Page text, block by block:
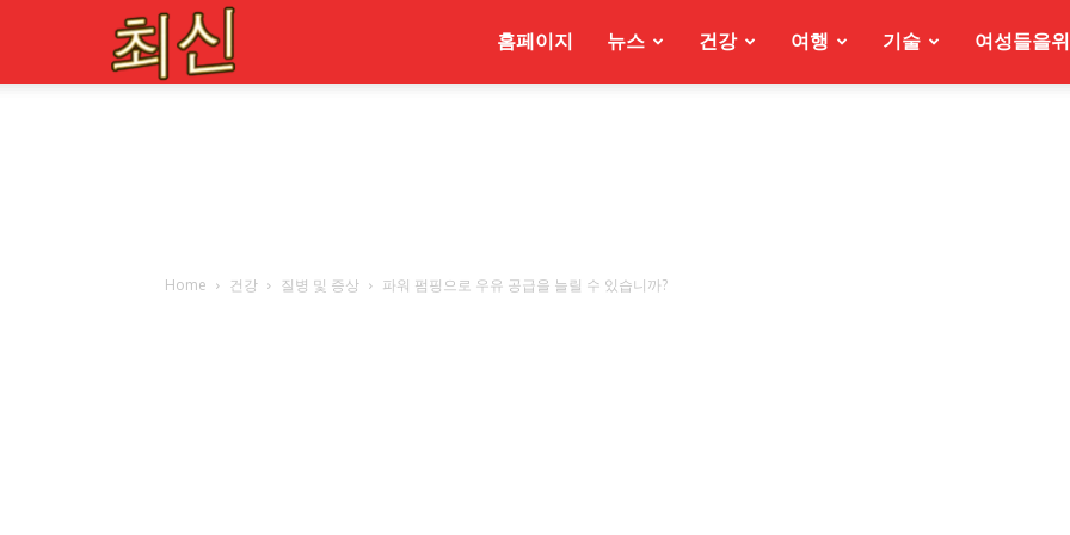
홈페이지 뉴스 건강 여행 기술 여성들을
Home 건강 질병 및 증상 파워 펌핑으로 우유 공급을 늘릴 수 있습니까?